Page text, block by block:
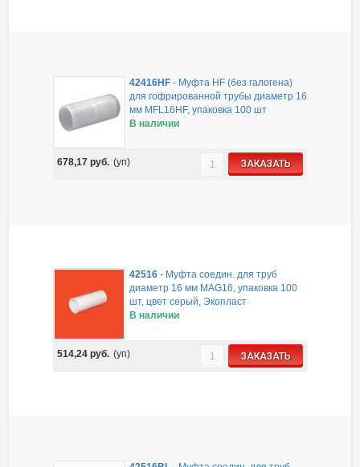
42416HF- Муфта HF (без галогена)
для гофрированной трубы диаметр 16
мм MFL16HF, упаковка 100 шт
В наличии
678,17 руб. (уп) ЗАКАЗАТЬ
42516- Муфта соедин. для труб
диаметр 16 мм MAG16, упаковка 100
шт, цвет серый, Экопласт
В наличии
514,24 руб. (уп) ЗАКАЗАТЬ